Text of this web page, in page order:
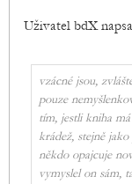
Uživatel bdX
vzácné jsou,
pouze
tím, jestli kniha
krádež, stejně
někdo opajcuje
vymyslel on sám,